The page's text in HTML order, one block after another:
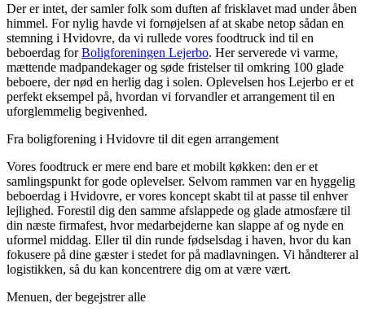
Der er intet, der samler folk som duften af frisklavet mad under åben
himmel. For nylig havde vi fornøjelsen af at skabe netop sådan en
stemning i Hvidovre, da vi rullede vores foodtruck ind til en
beboerdag forBoligforeningen Lejerbo. Her serverede vi varme,
mættende madpandekager og søde fristelser til omkring 100 glade
beboere, der nød en herlig dag i solen. Oplevelsen hos Lejerbo er et
perfekt eksempel på, hvordan vi forvandler et arrangement til en
uforglemmelig begivenhed.
Fra boligforening i Hvidovre til dit egen arrangement
Vores foodtruck er mere end bare et mobilt køkken: den er et
samlingspunkt for gode oplevelser. Selvom rammen var en hyggelig
beboerdag i Hvidovre, er vores koncept skabt til at passe til enhver
lejlighed. Forestil dig den samme afslappede og glade atmosfære til
din næste firmafest, hvor medarbejderne kan slappe af og nyde en
uformel middag. Eller til din runde fødselsdag i haven, hvor du kan
fokusere på dine gæster i stedet for på madlavningen. Vi håndterer al
logistikken, så du kan koncentrere dig om at være vært.
Menuen, der begejstrer alle